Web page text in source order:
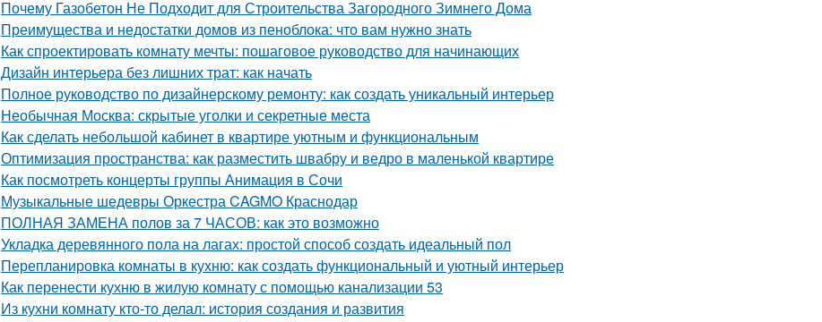
Почему Газобетон Не Подходит для Строительства Загородного Зимнего Дома
Преимущества и недостатки домов из пеноблока: что вам нужно знать
Как спроектировать комнату мечты: пошаговое руководство для начинающих
Дизайн интерьера без лишних трат: как начать
Полное руководство по дизайнерскому ремонту: как создать уникальный интерьер
Необычная Москва: скрытые уголки и секретные места
Как сделать небольшой кабинет в квартире уютным и функциональным
Оптимизация пространства: как разместить швабру и ведро в маленькой квартире
Как посмотреть концерты группы Анимация в Сочи
Музыкальные шедевры Оркестра CAGMO Краснодар
ПОЛНАЯ ЗАМЕНА полов за 7 ЧАСОВ: как это возможно
Укладка деревянного пола на лагах: простой способ создать идеальный пол
Перепланировка комнаты в кухню: как создать функциональный и уютный интерьер
Как перенести кухню в жилую комнату с помощью канализации 53
Из кухни комнату кто-то делал: история создания и развития